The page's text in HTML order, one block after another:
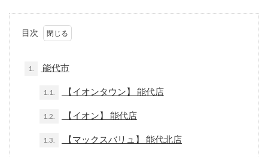
目次
1. 能代市
1.1. 【イオンタウン】 能代店
1.2. 【イオン】 能代店
1.3. 【マックスバリュ】 能代北店